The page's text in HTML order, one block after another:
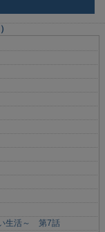
生活～ 第7話